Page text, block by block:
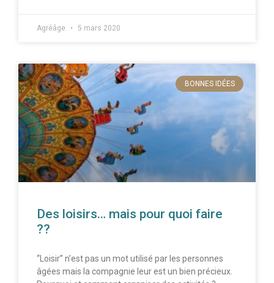
Agréâge 5 mars 2020
BONNES IDÉES
Des loisirs… mais pour quoi faire
??
“Loisir” n’est pas un mot utilisé par les personnes
âgées mais la compagnie leur est un bien précieux.